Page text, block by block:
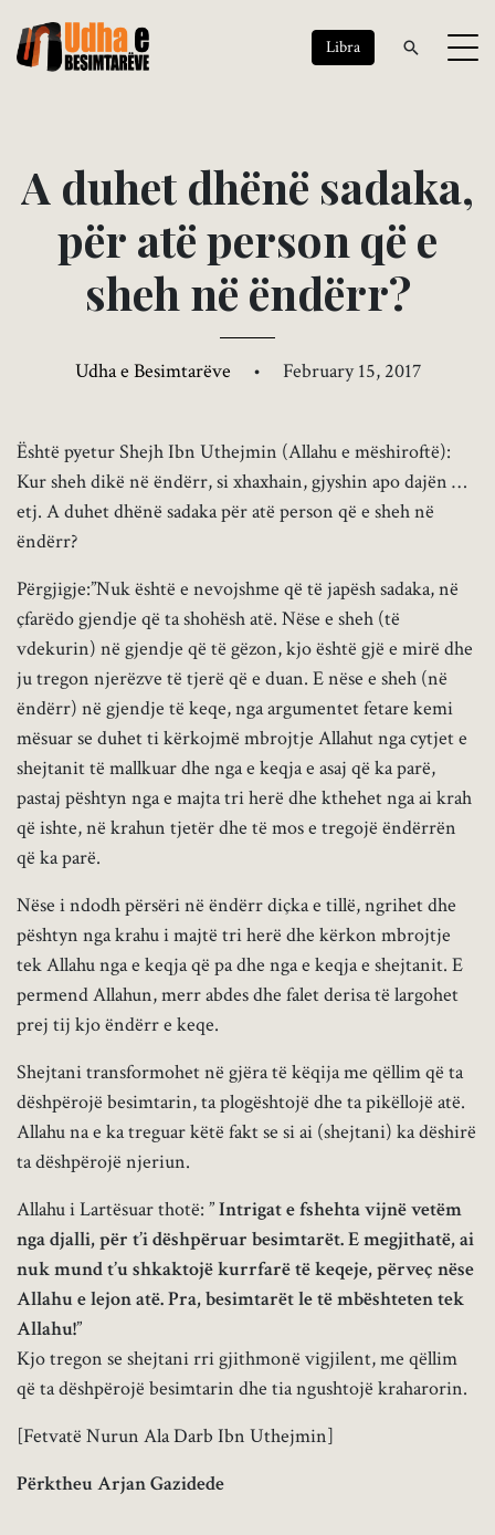
Libra
A duhet dhënë sadaka,
për atëperson që e
sheh në ëndërr?
Udha e Besimtarëve • February 15, 2017
Është pyetur Shejh Ibn Uthejmin (Allahu e mëshiroftë):
Kur sheh dikë në ëndërr, si xhaxhain, gjyshin apo dajën …
etj. A duhet dhënë sadaka për atë person që e sheh në
ëndërr?
Përgjigje:”Nuk është e nevojshme që të japësh sadaka, në
çfarëdo gjendje që ta shohësh atë. Nëse e sheh (të
vdekurin) në gjendje që të gëzon, kjo është gjë e mirë dhe
ju tregon njerëzve të tjerë që e duan. E nëse e sheh (në
ëndërr) në gjendje të keqe, nga argumentet fetare kemi
mësuar se duhet ti kërkojmë mbrojtje Allahut nga cytjet e
shejtanit të mallkuar dhe nga e keqja e asaj që ka parë,
pastaj pështyn nga e majta tri herë dhe kthehet nga ai krah
që ishte, në krahun tjetër dhe të mos e tregojë ëndërrën
që ka parë.
Nëse i ndodh përsëri në ëndërr diçka e tillë, ngrihet dhe
pështyn nga krahu i majtë tri herë dhe kërkon mbrojtje
tek Allahu nga e keqja që pa dhe nga e keqja e shejtanit. E
permend Allahun, merr abdes dhe falet derisa të largohet
prej tij kjo ëndërr e keqe.
Shejtani transformohet në gjëra të këqija me qëllim që ta
dëshpërojë besimtarin, ta plogështojë dhe ta pikëllojë atë.
Allahu na e ka treguar këtë fakt se si ai (shejtani) ka dëshirë
ta dëshpërojë njeriun.
Allahu i Lartësuar thotë: ”Intrigat e fshehta vijnë vetëm
nga djalli, për t’i dëshpëruar besimtarët. E megjithatë, ai
nuk mund t’u shkaktojë kurrfarë të keqeje, përveç nëse
Allahu e lejon atë. Pra, besimtarët le të mbështeten tek
Allahu!”
Kjo tregon se shejtani rri gjithmonë vigjilent, me qëllim
që ta dëshpërojë besimtarin dhe tia ngushtojë kraharorin.
[Fetvatë Nurun Ala Darb Ibn Uthejmin]
Përktheu Arjan Gazidede